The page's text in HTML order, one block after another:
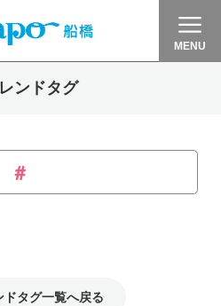
MENU
ンドタグ
ドタグ一覧へ戻る